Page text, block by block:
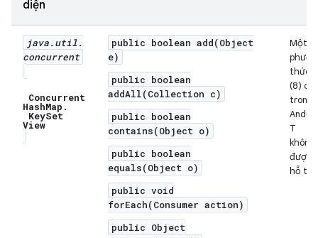
diện
java.util.
concurrent
Concurrent
HashMap .
KeySet
View
public boolean add(Object
e)
public boolean
addAll(Collection c)
public boolean
contains(Object o)
public boolean
equals(Object o)
public void
forEach(Consumer action)
public Object
Một
thức
(8) có
trong
T
không
được
hỗ trợ.